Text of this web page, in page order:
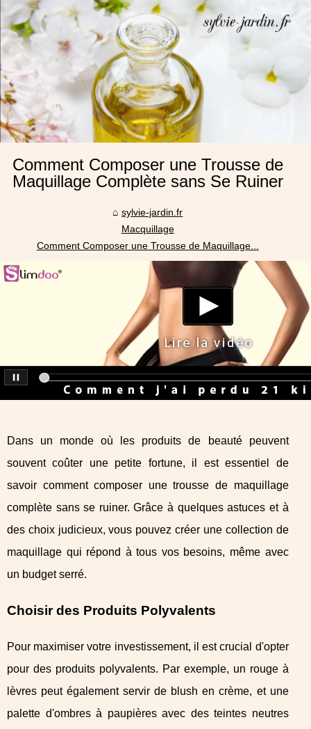
Comment Composer une Trousse de
Maquillage Complète sans Se Ruiner
sylvie-jardin.fr
Macquillage
Comment Composer une Trousse de Maquillage...
Dans un monde où les produits de beauté peuvent
souvent coûter une petite fortune, il est essentiel de
savoir comment composer une trousse de maquillage
complète sans se ruiner. Grâce à quelques astuces et à
des choix judicieux, vous pouvez créer une collection de
maquillage qui répond à tous vos besoins, même avec
un budget serré.
Choisir des Produits Polyvalents
Pour maximiser votre investissement, il est crucial d'opter
pour des produits polyvalents. Par exemple, un rouge à
lèvres peut également servir de blush en crème, et une
palette d'ombres à paupières avec des teintes neutres